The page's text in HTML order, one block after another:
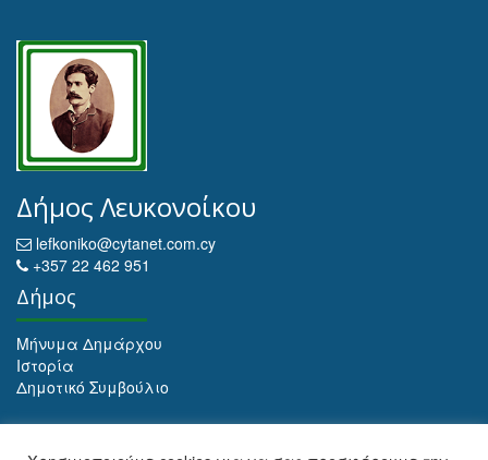
Δήμος Λευκονοίκου
lefkoniko@cytanet.com.cy
+357 22 462 951
Δήμος
Μήνυμα Δημάρχου
Ιστορία
Δημοτικό Συμβούλιο